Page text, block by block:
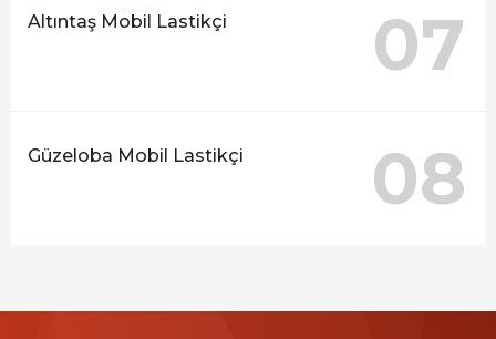
Altıntaş Mobil Lastikçi 07
Güzeloba Mobil Lastikçi 08